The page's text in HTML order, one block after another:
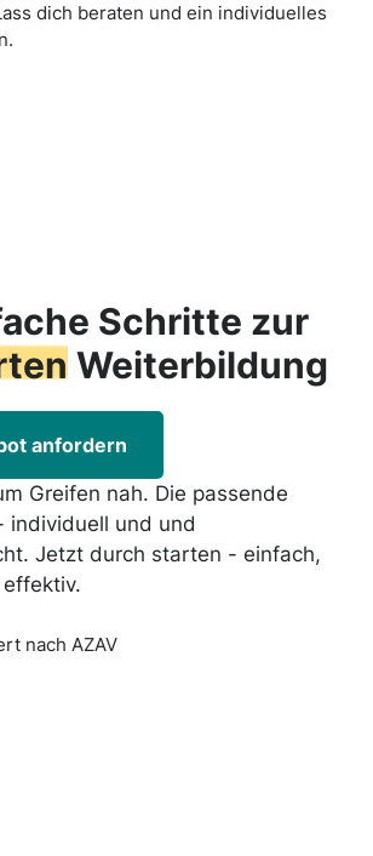
dich beraten und ein individuelles
Schritte zur
Weiterbildung
anfordern
Greifen nah. Die passende
individuell und und
Jetzt durch starten - einfach,
nach AZAV